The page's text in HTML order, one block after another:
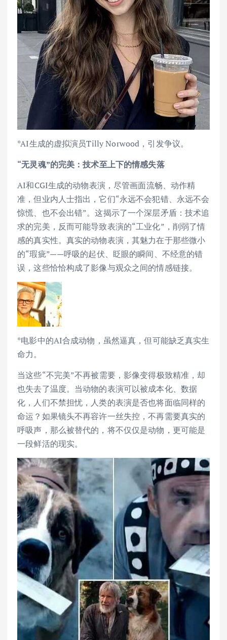
*AI生成的虚拟演员Tilly Norwood，引发争议。
“无灵魂”的完美：技术至上下的情感失落
AI和CGI生成的动物表演，尽管画面流畅、动作精
准，但业内人士指出，它们“永远不会犯错、永远不会
惊慌、也不会出错”。这揭示了一个深层矛盾：技术追
求的完美，反而可能导致表演的“工业化”，削弱了情
感的真实性。真实的动物表演，其魅力在于那些微小
的“瑕疵”——呼吸的起伏、眨眼的瞬间、不经意的错
误，这些恰恰构成了影像与观众之间的情感链接。
*电影中的AI合成动物，虽然逼真，但可能缺乏真实生
命力。
当这些“不完美”不再被需要，影像变得极致精准，却
也失去了温度。当动物的表演可以被成本化、数据
化，人们不禁担忧，人类的表演是否也将面临同样的
命运？如果镜头不再容许一丝失控，不再需要真实的
呼吸声，那么被替代的，将不仅仅是动物，更可能是
一段鲜活的现实。